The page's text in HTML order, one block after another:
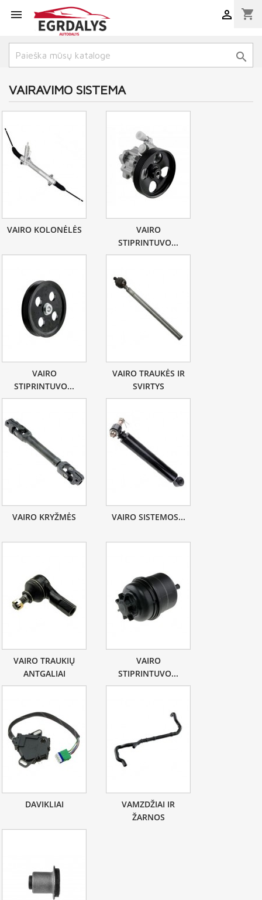
 shopping_cart


VAIRAVIMO SISTEMA
VAIRO KOLONĖLĖS
VAIRO
STIPRINTUVO...
VAIRO
STIPRINTUVO...
VAIRO TRAUKĖS IR
SVIRTYS
VAIRO KRYŽMĖS VAIRO SISTEMOS...
VAIRO TRAUKIŲ
ANTGALIAI
VAIRO
STIPRINTUVO...
DAVIKLIAI
VAMZDŽIAI IR
ŽARNOS